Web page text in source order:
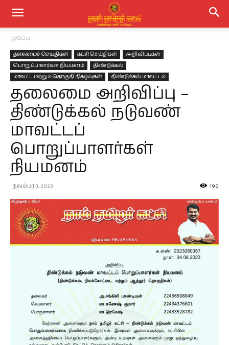
முகப்பு
தலைமைச் செய்திகள் கட்சி செய்திகள்
அறிவிப்புகள்
பொறுப்பாளர்கள் நியமனம்
திண்டுக்கல்
மாவட்ட மற்றும் தொகுதி நிகழ்வுகள்
திண்டுக்கல் மாவட்டம்
தலைமை அறிவிப்பு –
திண்டுக்கல் நடுவண்
மாவட்டப்
பொறுப்பாளர்கள்
நியமனம்
நவம்பர் 3, 2023 190